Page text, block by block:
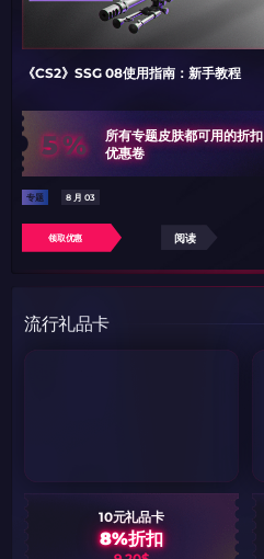
《CS2》SSG 08使用指南：新手教程
5%
所有专题皮肤都可用的折扣
优惠卷
专题 8 月 03
领取优惠 阅读
流行礼品卡
10元礼品卡
8%折扣